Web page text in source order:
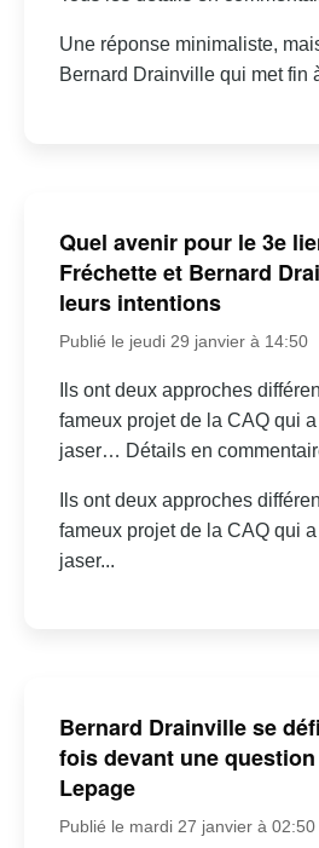
Une réponse minimaliste,
Bernard Drainville qui met fin
Quel avenir pour le 3e
Fréchette et Bernard
leurs intentions
Publié le jeudi 29 janvier à 14:50
Ils ont deux approches
fameux projet de la CAQ qui
jaser… Détails en
Ils ont deux approches
fameux projet de la CAQ qui
jaser...
Bernard Drainville se
fois devant une
Lepage
Publié le mardi 27 janvier à 02:50